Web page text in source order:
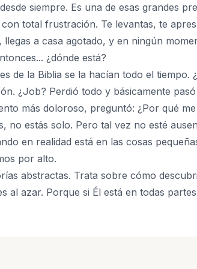
siempre. Es una de esas grandes
total frustración. Te levantas, te
a casa agotado, y en ningún
¿dónde está?
de la Biblia se la hacían todo el tiempo.
¿Job? Perdió todo y básicamente
más doloroso, preguntó: ¿Por qué
no estás solo. Pero tal vez no esté
en realidad está en las cosas
por alto.
abstractas. Trata sobre cómo
al azar. Porque si Él está en todas